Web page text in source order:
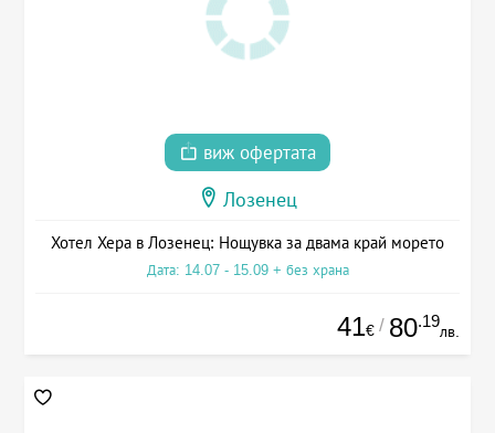
виж офертата
Лозенец
Хотел Хера в Лозенец: Нощувка за двама край морето
Дата: 14.07 - 15.09 + без храна
41€ / 80.19
лв.